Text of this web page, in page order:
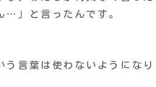
…」と言ったんです。
言葉は使わないようになり